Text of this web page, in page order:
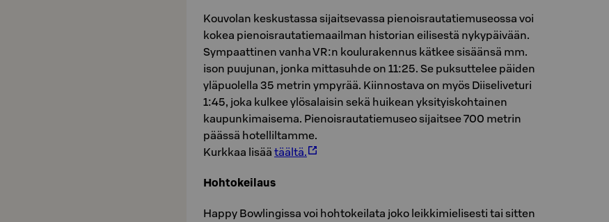
Kouvolan keskustassa sijaitsevassa pienoisrautatiemuseossa voi
kokea pienoisrautatiemaailman historian eilisestä nykypäivään.
Sympaattinen vanha VR:n koulurakennus kätkee sisäänsä mm.
ison puujunan, jonka mittasuhde on 11:25. Se puksuttelee päiden
yläpuolella 35 metrin ympyrää. Kiinnostava on myös Diiseliveturi
1:45, joka kulkee ylösalaisin sekä huikean yksityiskohtainen
kaupunkimaisema. Pienoisrautatiemuseo sijaitsee 700 metrin
päässä hotelliltamme.
Kurkkaa lisää täältä.
Hohtokeilaus
Happy Bowlingissa voi hohtokeilata joko leikkimielisesti tai sitten